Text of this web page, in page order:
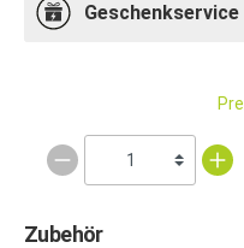
Geschenkservice
Zubehör